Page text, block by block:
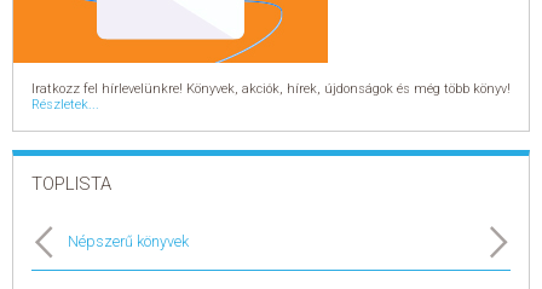
Iratkozz fel hírlevelünkre! Könyvek, akciók, hírek, újdonságok és még több könyv!
Részletek...
TOPLISTA
Népszerű könyvek